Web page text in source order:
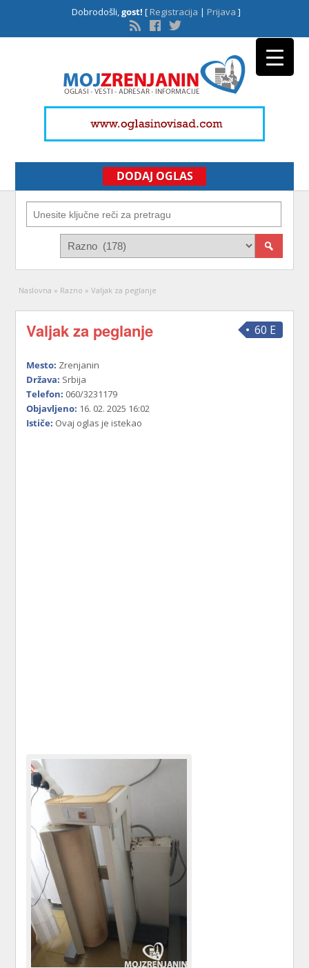
Dobrodošli,gost! [Registracija | Prijava ]
DODAJ OGLAS
Naslovna » Razno » Valjak za peglanje
60 E
Valjak za peglanje
Mesto: Zrenjanin
Država: Srbija
Telefon: 060/3231179
Objavljeno: 16. 02. 2025 16:02
Ističe: Ovaj oglas je istekao